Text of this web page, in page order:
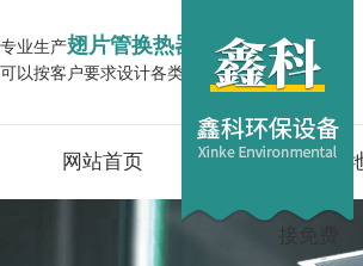
专业生产翅片管换热器
企业
可以按客户要求设计各类换热器,型号全
网站首页 关于正能量网站
接免费